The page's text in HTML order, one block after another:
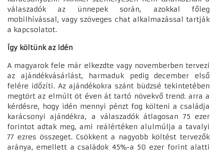
válaszadók az ünnepek során, azokkal főleg
mobilhívással, vagy szöveges chat alkalmazással tartják
a kapcsolatot.
Így költünk az idén
A magyarok fele már elkezdte vagy novemberben tervezi
az ajándékvásárlást, harmaduk pedig december első
felére időzíti. Az ajándékokra szánt büdzsé tekintetében
megtört az elmúlt öt éven át tartó növekvő trend: arra a
kérdésre, hogy idén mennyi pénzt fog költeni a családja
karácsonyi ajándékra, a válaszadók átlagosan 75 ezer
forintot adtak meg, ami reálértéken alulmúlja a tavalyi
77 ezres összeget. Csökkent a nagyobb költést tervezők
aránya, emellett a családok 45%-a 50 ezer forint alatti